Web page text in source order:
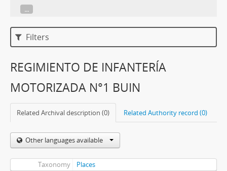
...
Filters
REGIMIENTO DE INFANTERÍA
MOTORIZADA N°1 BUIN
Related Archival description (0) Related Authority record (0)
Other languages available
Taxonomy Places